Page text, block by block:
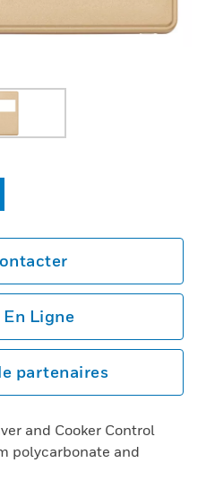
Ligne
partenaires
and Cooker Control
polycarbonate and